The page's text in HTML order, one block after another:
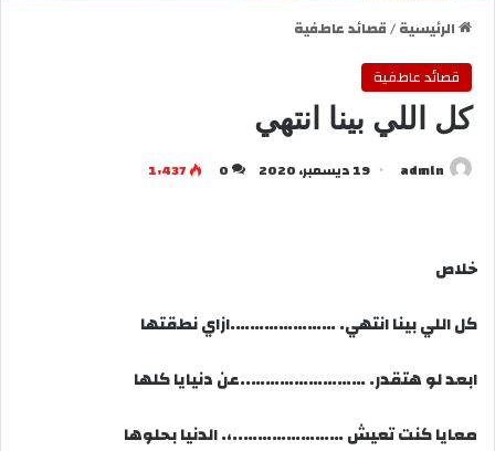
الرئيسية/قصائد عاطفية
قصائد عاطفية
كل اللي بينا انتهي
admln 19 ديسمبر، 2020 0 1٬437
خلاص
كل اللي بينا انتهي. ………………….ازاي نطقتها
ابعد لو هتقدر. ……………………..عن دنيايا كلها
معايا كنت تعيش …………………..،. الدنيا بحلوها